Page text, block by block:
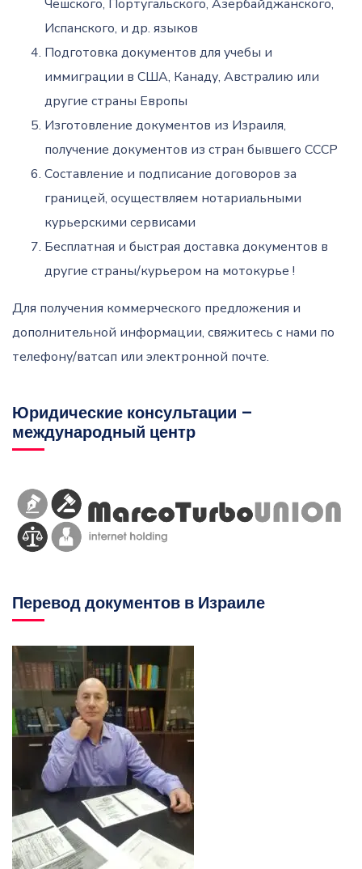
Чешского, Португальского, Азербайджанского,
Испанского, и др. языков
Подготовка документов для учебы и
иммиграции в США, Канаду, Австралию или
другие страны Европы
Изготовление документов из Израиля,
получение документов из стран бывшего СССР
Составление и подписание договоров за
границей, осуществляем нотариальными
курьерскими сервисами
Бесплатная и быстрая доставка документов в
другие страны/курьером на мотокурье !
Для получения коммерческого предложения и
дополнительной информации, свяжитесь с нами по
телефону/ватсап или электронной почте.
Юридические консультации –
международный центр
Перевод документов в Израиле